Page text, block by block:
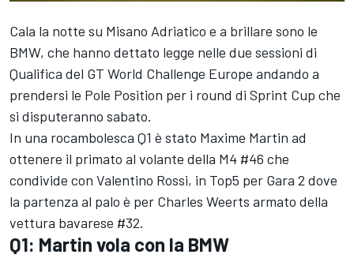
Cala la notte su Misano Adriatico e a brillare sono le
BMW, che hanno dettato legge nelle due sessioni di
Qualifica del GT World Challenge Europe andando a
prendersi le Pole Position per i round di Sprint Cup che
si disputeranno sabato.
In una rocambolesca Q1 è stato Maxime Martin ad
ottenere il primato al volante della M4 #46 che
condivide con Valentino Rossi, in Top5 per Gara 2 dove
la partenza al palo è per Charles Weerts armato della
vettura bavarese #32.
Q1: Martin vola con la BMW